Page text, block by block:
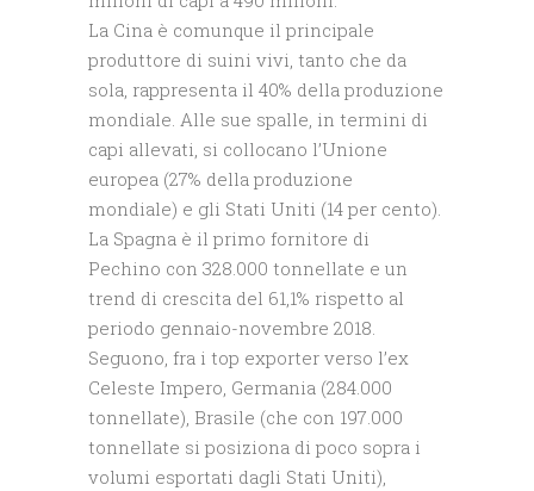
La Cina è comunque il principale
produttore di suini vivi, tanto che da
sola, rappresenta il 40% della produzione
mondiale. Alle sue spalle, in termini di
capi allevati, si collocano l’Unione
europea (27% della produzione
mondiale) e gli Stati Uniti (14 per cento).
La Spagna è il primo fornitore di
Pechino con 328.000 tonnellate e un
trend di crescita del 61,1% rispetto al
periodo gennaio-novembre 2018.
Seguono, fra i top exporter verso l’ex
Celeste Impero, Germania (284.000
tonnellate), Brasile (che con 197.000
tonnellate si posiziona di poco sopra i
volumi esportati dagli Stati Uniti),